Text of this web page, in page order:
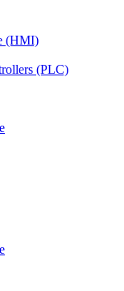
(HMI)
(PLC)